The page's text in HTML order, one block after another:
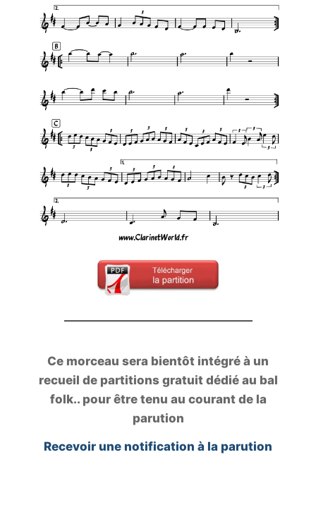
Ce morceau sera bientôt intégré à un
recueil de partitions gratuit dédié au bal
folk.. pour être tenu au courant de la
parution
Recevoir une notification à la parution